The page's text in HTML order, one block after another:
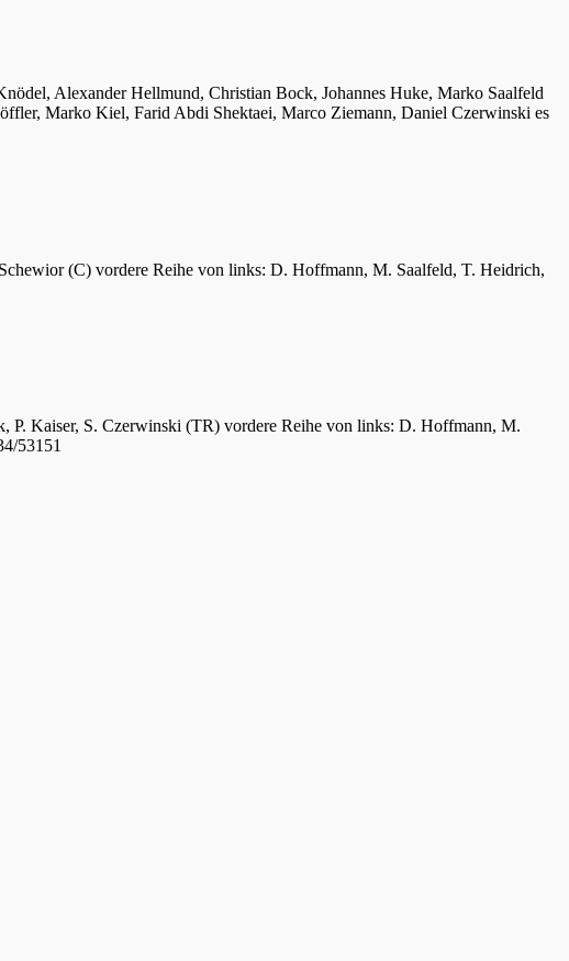
Alexander Hellmund, Christian Bock, Johannes Huke, Marko Saalfeld
Marko Kiel, Farid Abdi Shektaei, Marco Ziemann, Daniel Czerwinski es
(C) vordere Reihe von links: D. Hoffmann, M. Saalfeld, T. Heidrich,
P. Kaiser, S. Czerwinski (TR) vordere Reihe von links: D. Hoffmann, M.
53151